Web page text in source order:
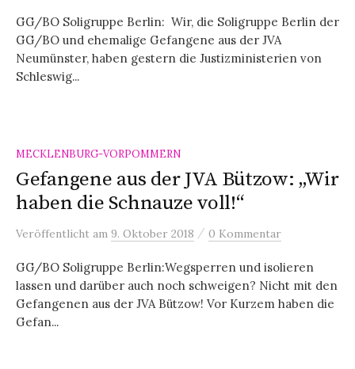
GG/BO Soligruppe Berlin: Wir, die Soligruppe Berlin der
GG/BO und ehemalige Gefangene aus der JVA
Neumünster, haben gestern die Justizministerien von
Schleswig...
MECKLENBURG-VORPOMMERN
Gefangene aus der JVA Bützow: „Wir
haben die Schnauze voll!“
Veröffentlicht am 9. Oktober 2018 / 0 Kommentar
GG/BO Soligruppe Berlin:Wegsperren und isolieren
lassen und darüber auch noch schweigen? Nicht mit den
Gefangenen aus der JVA Bützow! Vor Kurzem haben die
Gefan...